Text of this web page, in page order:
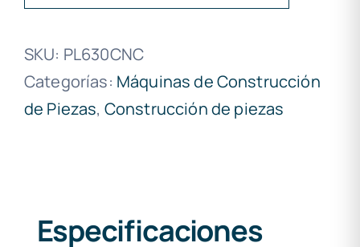
SKU: PL630CNC
Categorías: Máquinas de Construcción
de Piezas, Construcción de piezas
Especificaciones